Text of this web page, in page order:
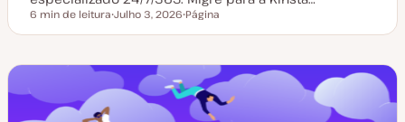
Tempo de leitura
6 min de leitura
a
d
Julho 3, 2026
i
e
a
Página